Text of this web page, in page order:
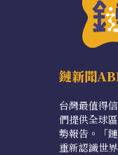
鏈新聞
台灣最值得
們提供全球
勢報告。「
重新認識世